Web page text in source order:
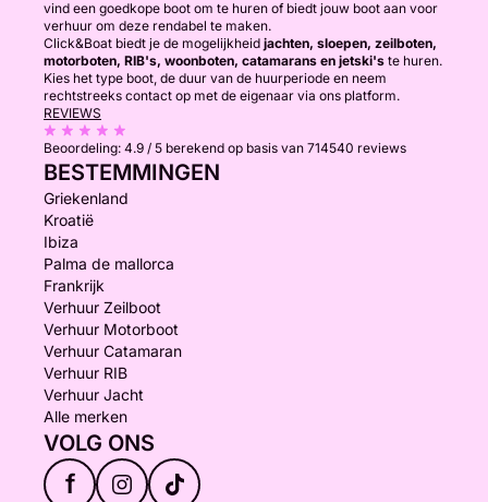
vind een goedkope boot om te huren of biedt jouw boot aan voor
verhuur om deze rendabel te maken.
Click&Boat biedt je de mogelijkheid jachten, sloepen, zeilboten,
motorboten, RIB's, woonboten, catamarans en jetski's te huren.
Kies het type boot, de duur van de huurperiode en neem
rechtstreeks contact op met de eigenaar via ons platform.
REVIEWS
Beoordeling: 4.9 / 5 berekend op basis van 714540 reviews
BESTEMMINGEN
Griekenland
Kroatië
Ibiza
Palma de mallorca
Frankrijk
Verhuur Zeilboot
Verhuur Motorboot
Verhuur Catamaran
Verhuur RIB
Verhuur Jacht
Alle merken
VOLG ONS
f